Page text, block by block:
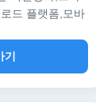
드 플랫폼,모바